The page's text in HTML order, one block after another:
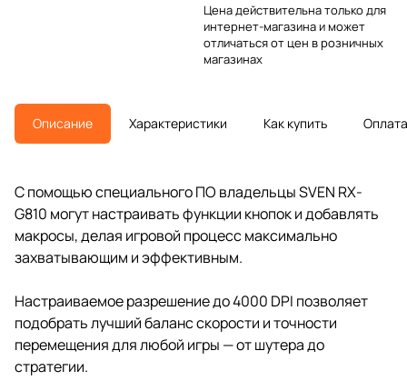
Цена действительна только для
интернет-магазина и может
отличаться от цен в розничных
магазинах
Описание Характеристики Как купить Оплата
С помощью специального ПО владельцы SVEN RX-
G810 могут настраивать функции кнопок и добавлять
макросы, делая игровой процесс максимально
захватывающим и эффективным.
Настраиваемое разрешение до 4000 DPI позволяет
подобрать лучший баланс скорости и точности
перемещения для любой игры — от шутера до
стратегии.